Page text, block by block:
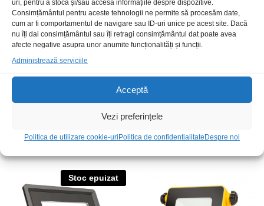
uri, pentru a stoca și/sau accesa informațiile despre dispozitive.
Consimțământul pentru aceste tehnologii ne permite să procesăm date,
cum ar fi comportamentul de navigare sau ID-uri unice pe acest site. Dacă
nu îți dai consimțământul sau îți retragi consimțământul dat poate avea
afecte negative asupra unor anumite funcționalități și funcții.
Administrează serviciile
Acceptă
Vezi preferințele
Politica de utilizare cookie-uri Politica de confidentialitate Despre noi
Ledstrf5050RGB+alb rece 5ml
LED modul COB alb rece
Stoc epuizat